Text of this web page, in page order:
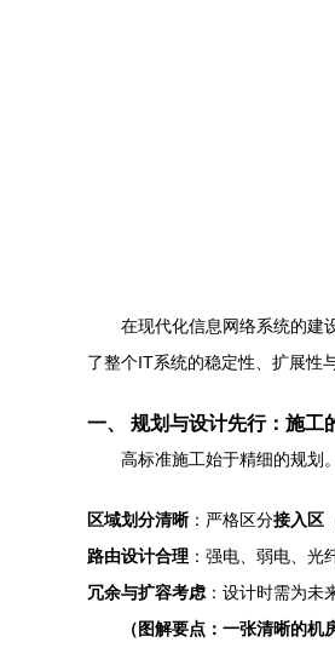
在现代化信息网络系统的建
了整个IT系统的稳定性、扩展性
一、 规划与设计先行：施工
高标准施工始于精细的规划
区域划分清晰：严格区分接入区
路由设计合理 ：强电、弱电、
冗余与扩容考虑 ：设计时需为未
（图解要点：一张清晰的